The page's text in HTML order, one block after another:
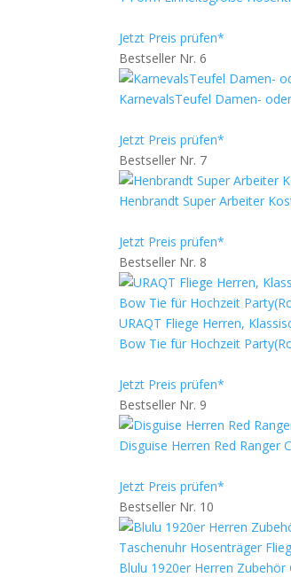
Jetzt Preis prüfen*
Bestseller Nr. 6
KarnevalsTeufel Damen-
Jetzt Preis prüfen*
Bestseller Nr. 7
Henbrandt Super Arbeiter
Jetzt Preis prüfen*
Bestseller Nr. 8
URAQT Fliege Herren,
Bow Tie für Hochzeit
Jetzt Preis prüfen*
Bestseller Nr. 9
Disguise Herren Red Ranger
Jetzt Preis prüfen*
Bestseller Nr. 10
Blulu 1920er Herren